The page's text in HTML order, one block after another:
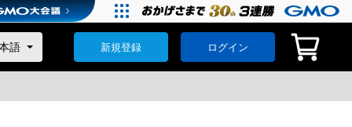
新規登録 ログイン